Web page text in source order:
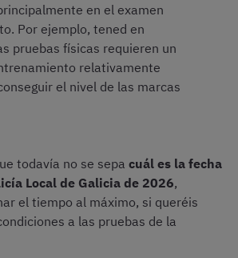
en el examen
Por ejemplo, tened en
pruebas físicas requieren un
relativamente
el nivel de las marcas
todavía no se sepa cuál es la fecha
Local de Galicia de 2026,
el tiempo al máximo, si queréis
a las pruebas de la